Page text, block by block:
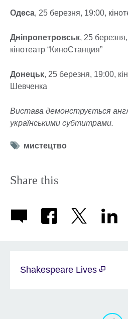
Одеса, 25 березня, 19:00,
Дніпропетровськ, 25
кінотеатр “КиноСтанция”
Донецьк, 25 березня, 19:00,
Шевченка
Вистава демонструється
українськими субтитрами.
Tag
мистецтво
Share this
Shakespeare Lives